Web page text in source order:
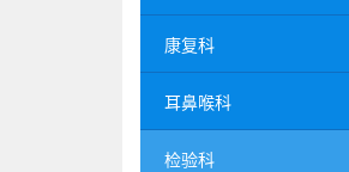
康复科
耳鼻喉科
检验科